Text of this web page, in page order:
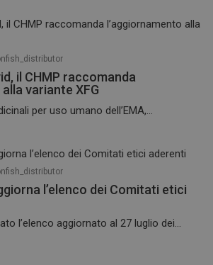
il CHMP raccomanda
variante XFG
per uso umano dell’EMA,...
l’elenco dei Comitati etici
l’elenco aggiornato al 27 luglio dei...